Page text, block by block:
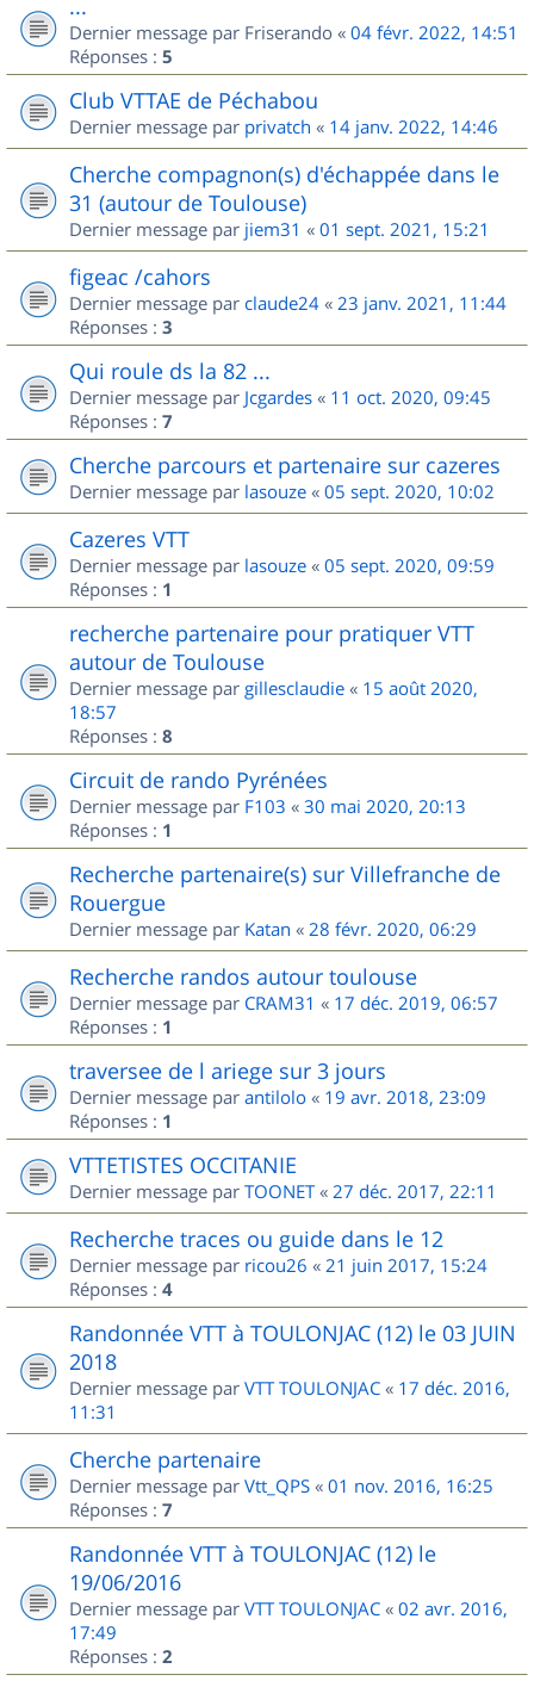
...
Dernier message par Friserando « 04 févr. 2022, 14:51
Réponses : 5
Club VTTAE de Péchabou
Dernier message par privatch « 14 janv. 2022, 14:46
Cherche compagnon(s) d'échappée dans le
31 (autour de Toulouse)
Dernier message par jiem31 « 01 sept. 2021, 15:21
figeac /cahors
Dernier message par claude24 « 23 janv. 2021, 11:44
Réponses : 3
Qui roule ds la 82 ...
Dernier message par Jcgardes « 11 oct. 2020, 09:45
Réponses : 7
Cherche parcours et partenaire sur cazeres
Dernier message par lasouze « 05 sept. 2020, 10:02
Cazeres VTT
Dernier message par lasouze « 05 sept. 2020, 09:59
Réponses : 1
recherche partenaire pour pratiquer VTT
autour de Toulouse
Dernier message par gillesclaudie « 15 août 2020,
18:57
Réponses : 8
Circuit de rando Pyrénées
Dernier message par F103 « 30 mai 2020, 20:13
Réponses : 1
Recherche partenaire(s) sur Villefranche de
Rouergue
Dernier message par Katan « 28 févr. 2020, 06:29
Recherche randos autour toulouse
Dernier message par CRAM31 « 17 déc. 2019, 06:57
Réponses : 1
traversee de l ariege sur 3 jours
Dernier message par antilolo « 19 avr. 2018, 23:09
Réponses : 1
VTTETISTES OCCITANIE
Dernier message par TOONET« 27 déc. 2017, 22:11
Recherche traces ou guide dans le 12
Dernier message par ricou26 « 21 juin 2017, 15:24
Réponses : 4
Randonnée VTT à TOULONJAC (12) le 03 JUIN
2018
Dernier message par VTT TOULONJAC « 17 déc. 2016,
11:31
Cherche partenaire
Dernier message par Vtt_QPS « 01 nov. 2016, 16:25
Réponses : 7
Randonnée VTT à TOULONJAC (12) le
19/06/2016
Dernier message par VTT TOULONJAC « 02 avr. 2016,
17:49
Réponses : 2